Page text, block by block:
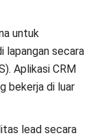
untuk
lapangan secara
Aplikasi CRM
bekerja di luar
lead secara